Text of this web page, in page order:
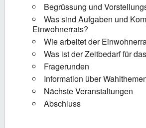
Begrüssung und
Was sind Aufgaben und
Einwohnerrats?
Wie arbeitet der
Was ist der Zeitbedarf für
Fragerunden
Information über
Nächste Veranstaltungen
Abschluss